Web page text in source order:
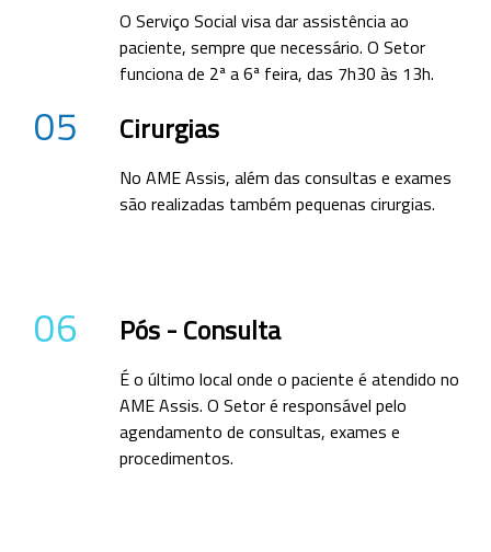
O Serviço Social visa dar assistência ao
paciente, sempre que necessário. O Setor
funciona de 2ª a 6ª feira, das 7h30 às 13h.
05 Cirurgias
No AME Assis, além das consultas e exames
são realizadas também pequenas cirurgias.
06 Pós - Consulta
É o último local onde o paciente é atendido no
AME Assis. O Setor é responsável pelo
agendamento de consultas, exames e
procedimentos.